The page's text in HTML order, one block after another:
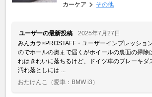
カーケア その他
ユーザーの最新投稿
2025年7月27日
みんカラ×PROSTAFF・ユーザーインプレッショ
のでホールの奥まで届くがホイールの裏面の掃除
れはきれいに落ちるけど、ドイツ車のブレーキダ
汚れ落としには ...
おたけんこ
（愛車：BMW i3）